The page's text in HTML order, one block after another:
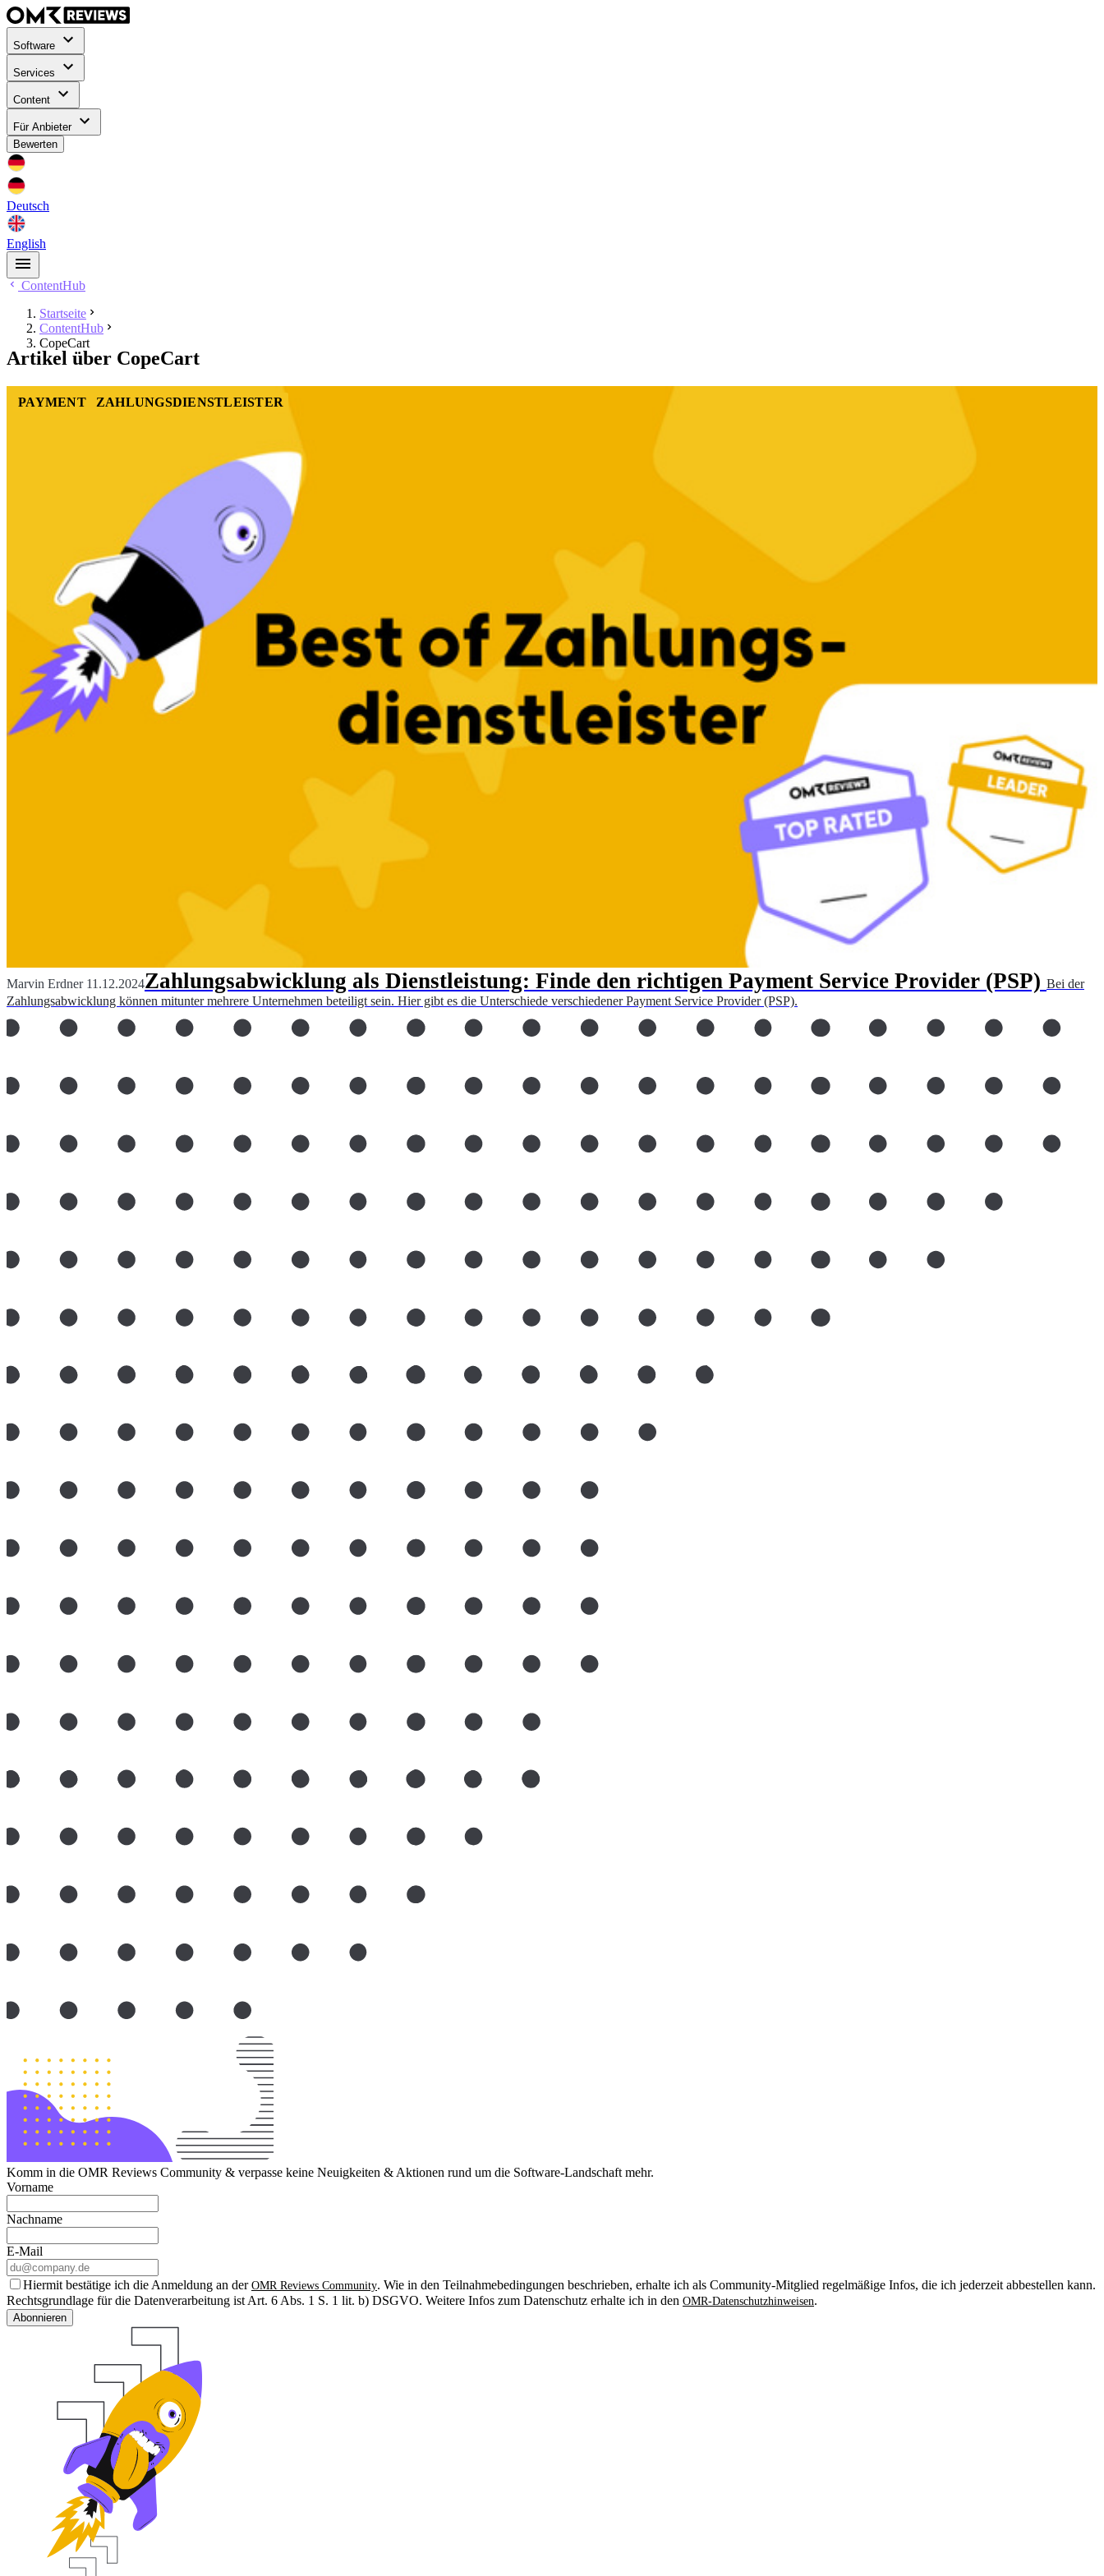
Software
Services
Content
Für Anbieter
Bewerten
Deutsch
English
ContentHub
Startseite
ContentHub
CopeCart
Artikel über CopeCart
PAYMENT ZAHLUNGSDIENSTLEISTER
Marvin Erdner 11.12.2024Zahlungsabwicklung als Dienstleistung: Finde den richtigen Payment Service Provider (PSP) Bei der
Zahlungsabwicklung können mitunter mehrere Unternehmen beteiligt sein. Hier gibt es die Unterschiede verschiedener Payment Service Provider (PSP).
Komm in die OMR Reviews Community & verpasse keine Neuigkeiten & Aktionen rund um die Software-Landschaft mehr.
Vorname
Nachname
E-Mail
Hiermit bestätige ich die Anmeldung an der OMR Reviews Community. Wie in den Teilnahmebedingungen beschrieben, erhalte ich als Community-Mitglied regelmäßige Infos, die ich jederzeit abbestellen kann.
Rechtsgrundlage für die Datenverarbeitung ist Art. 6 Abs. 1 S. 1 lit. b) DSGVO. Weitere Infos zum Datenschutz erhalte ich in den OMR-Datenschutzhinweisen.
Abonnieren